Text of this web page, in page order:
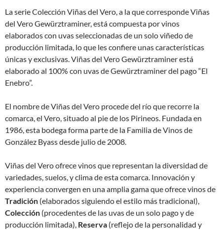
La serie Colección Viñas del Vero, a la que corresponde Viñas
del Vero Gewürztraminer, está compuesta por vinos
elaborados con uvas seleccionadas de un solo viñedo de
producción limitada, lo que les confiere unas características
únicas y exclusivas. Viñas del Vero Gewürztraminer está
elaborado al 100% con uvas de Gewürztraminer del pago “El
Enebro”.
El nombre de Viñas del Vero procede del río que recorre la
comarca, el Vero, situado al pie de los Pirineos. Fundada en
1986, esta bodega forma parte de la Familia de Vinos de
González Byass desde julio de 2008.
Viñas del Vero ofrece vinos que representan la diversidad de
variedades, suelos, y clima de esta comarca. Innovación y
experiencia convergen en una amplia gama que ofrece vinos de
Tradición (elaborados siguiendo el estilo más tradicional),
Colección (procedentes de las uvas de un solo pago y de
producción limitada), Reserva (reflejo de la personalidad y